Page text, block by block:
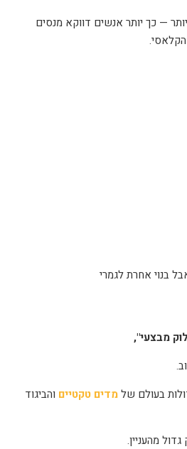
— כך יותר אנשים דווקא מנסים
.
בנוי אחרת לגמרי
מבצעי",
.
בעולם שלמדים טקטיים והביגוד
מהעניין.